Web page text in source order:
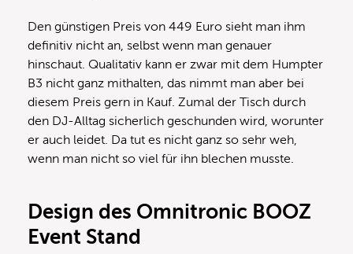
Den günstigen Preis von 449 Euro sieht man ihm
definitiv nicht an, selbst wenn man genauer
hinschaut. Qualitativ kann er zwar mit dem Humpter
B3 nicht ganz mithalten, das nimmt man aber bei
diesem Preis gern in Kauf. Zumal der Tisch durch
den DJ-Alltag sicherlich geschunden wird, worunter
er auch leidet. Da tut es nicht ganz so sehr weh,
wenn man nicht so viel für ihn blechen musste.
Design des Omnitronic BOOZ
Event Stand